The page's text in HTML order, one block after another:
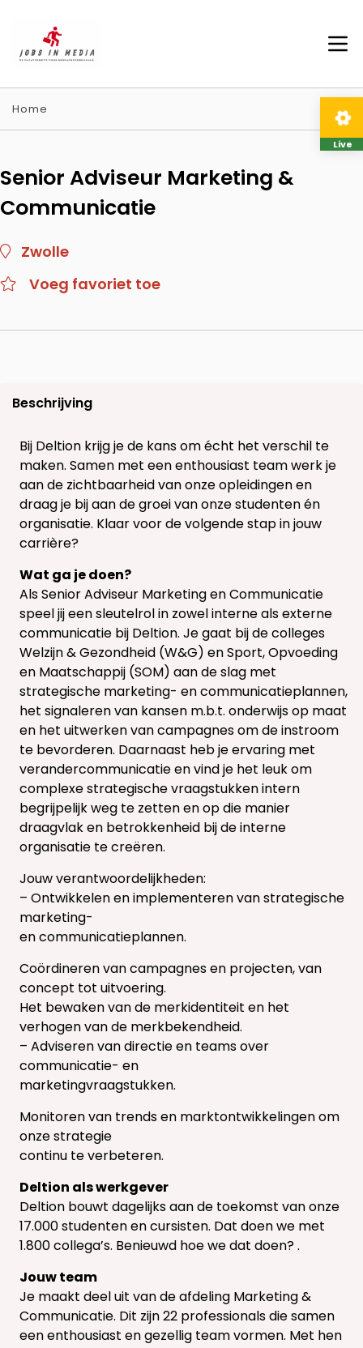
Home
Senior Adviseur Marketing &
Communicatie
Zwolle
Voeg favoriet toe
Beschrijving
Bij Deltion krijg je de kans om écht het verschil te
maken. Samen met een enthousiast team werk je
aan de zichtbaarheid van onze opleidingen en
draag je bij aan de groei van onze studenten én
organisatie. Klaar voor de volgende stap in jouw
carrière?
Wat ga je doen?
Als Senior Adviseur Marketing en Communicatie
speel jij een sleutelrol in zowel interne als externe
communicatie bij Deltion. Je gaat bij de colleges
Welzijn & Gezondheid (W&G) en Sport, Opvoeding
en Maatschappij (SOM) aan de slag met
strategische marketing- en communicatieplannen,
het signaleren van kansen m.b.t. onderwijs op maat
en het uitwerken van campagnes om de instroom
te bevorderen. Daarnaast heb je ervaring met
verandercommunicatie en vind je het leuk om
complexe strategische vraagstukken intern
begrijpelijk weg te zetten en op die manier
draagvlak en betrokkenheid bij de interne
organisatie te creëren.
Jouw verantwoordelijkheden:
– Ontwikkelen en implementeren van strategische
marketing-
en communicatieplannen.
Coördineren van campagnes en projecten, van
concept tot uitvoering.
Het bewaken van de merkidentiteit en het
verhogen van de merkbekendheid.
– Adviseren van directie en teams over
communicatie- en
marketingvraagstukken.
Monitoren van trends en marktontwikkelingen om
onze strategie
continu te verbeteren.
Deltion als werkgever
Deltion bouwt dagelijks aan de toekomst van onze
17.000 studenten en cursisten. Dat doen we met
1.800 collega’s. Benieuwd hoe we dat doen? .
Jouw team
Je maakt deel uit van de afdeling Marketing &
Communicatie. Dit zijn 22 professionals die samen
een enthousiast en gezellig team vormen. Met hen
Live